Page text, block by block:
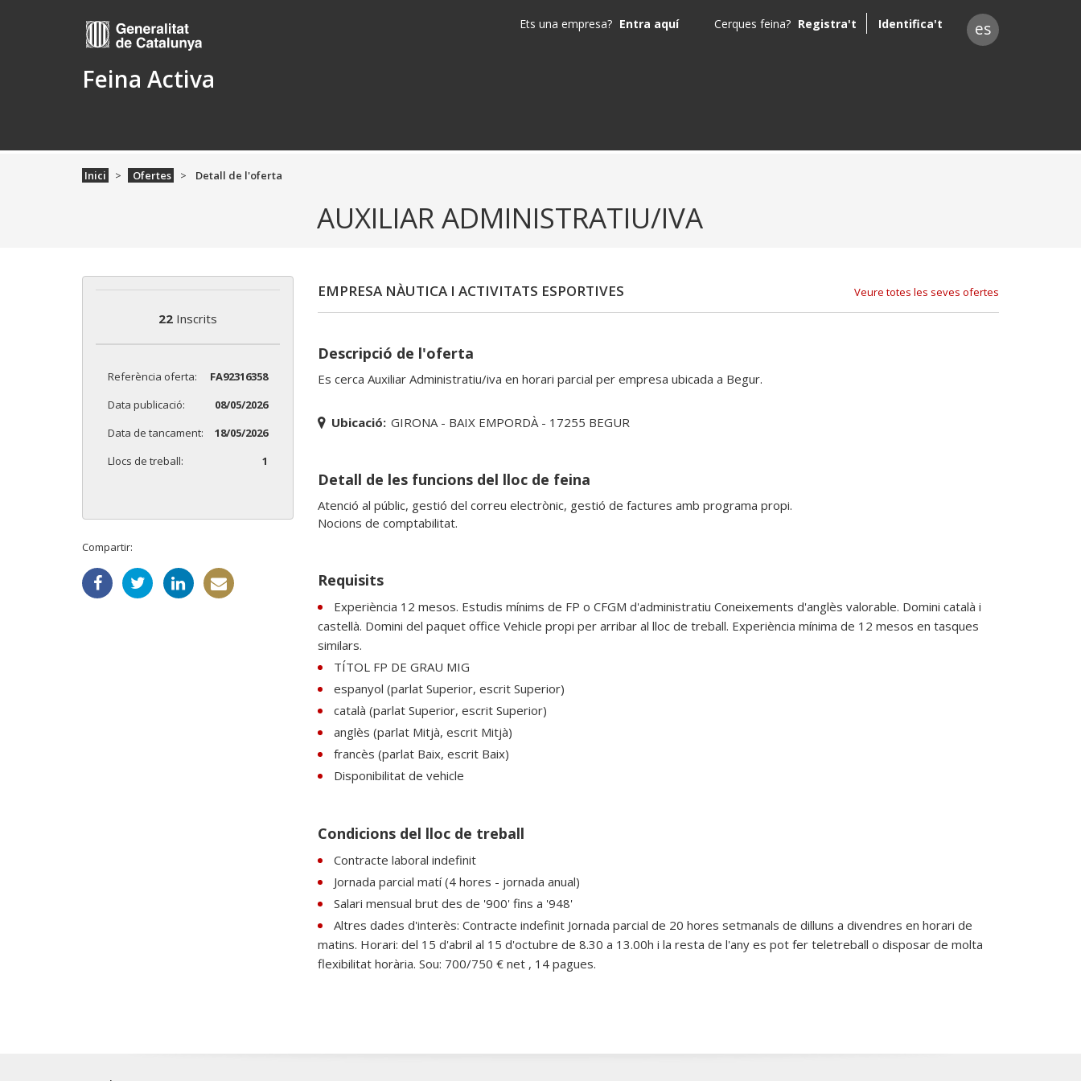
Feina Activa
Ets una empresa? Entra aquí Cerques feina? Registra't Identifica't es
Inici Ofertes Detall de l'oferta
AUXILIAR ADMINISTRATIU/IVA
22Inscrits
Referència oferta:
FA92316358
Data publicació:
08/05/2026
Data de tancament:
18/05/2026
Llocs de treball:
1
Compartir:
EMPRESA NÀUTICA I ACTIVITATS ESPORTIVES Veure totes les seves ofertes
Descripció de l'oferta
Es cerca Auxiliar Administratiu/iva en horari parcial per empresa ubicada a Begur.
Ubicació: GIRONA - BAIX EMPORDÀ - 17255 BEGUR
Detall de les funcions del lloc de feina
Atenció al públic, gestió del correu electrònic, gestió de factures amb programa propi.
Nocions de comptabilitat.
Requisits
Experiència 12 mesos. Estudis mínims de FP o CFGM d'administratiu Coneixements d'anglès valorable. Domini català i
castellà. Domini del paquet office Vehicle propi per arribar al lloc de treball. Experiència mínima de 12 mesos en tasques
similars.
TÍTOL FP DE GRAU MIG
espanyol (parlat Superior, escrit Superior)
català (parlat Superior, escrit Superior)
anglès (parlat Mitjà, escrit Mitjà)
francès (parlat Baix, escrit Baix)
Disponibilitat de vehicle
Condicions del lloc de treball
Contracte laboral indefinit
Jornada parcial matí (4 hores - jornada anual)
Salari mensual brut des de '900' fins a '948'
Altres dades d'interès: Contracte indefinit Jornada parcial de 20 hores setmanals de dilluns a divendres en horari de
matins. Horari: del 15 d'abril al 15 d'octubre de 8.30 a 13.00h i la resta de l'any es pot fer teletreball o disposar de molta
flexibilitat horària. Sou: 700/750 € net , 14 pagues.